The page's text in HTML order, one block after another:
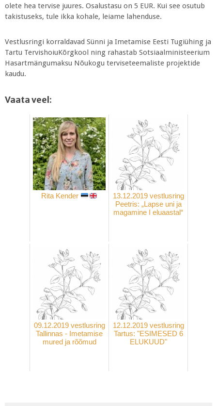
olete hea tervise juures. Osalustasu on 5 EUR. Kui see osutub
takistuseks, tule ikka kohale, leiame lahenduse.
Vestlusringi korraldavad Sünni ja Imetamise Eesti Tugiühing ja
Tartu TervishoiuKõrgkool ning rahastab Sotsiaalministeerium
Hasartmängumaksu Nõukogu terviseteemaliste projektide
kaudu.
Vaata veel:
Rita Kender
13.12.2019 vestlusring
Peetris: „Lapse uni ja
magamine I eluaastal“
09.12.2019 vestlusring
Tallinnas - Imetamise
mured ja rõõmud
12.12.2019 vestlusring
Tartus: "ESIMESED 6
ELUKUUD"